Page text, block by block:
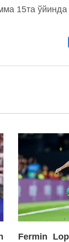
15та ўйинда
Fermin